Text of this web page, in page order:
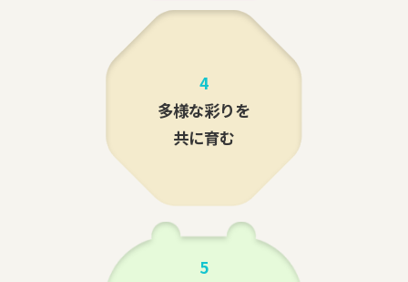
4
多様な彩りを
共に育む
5